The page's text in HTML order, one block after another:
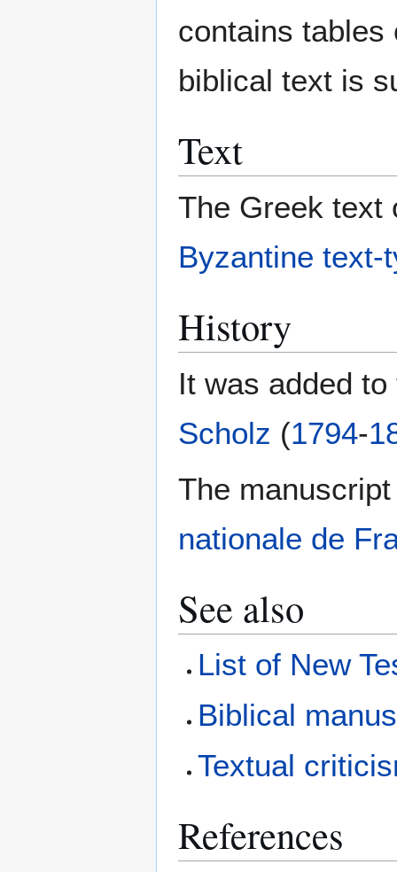
contains tables
biblical text is
Text
The Greek text
Byzantine text-
History
It was added
Scholz (1794-
The
nationale de
See also
List of New
Biblical
Textual
References